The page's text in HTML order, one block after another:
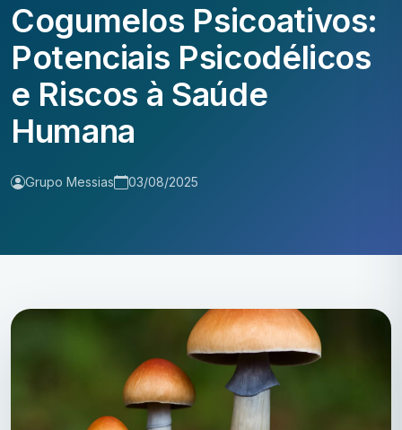
Cogumelos Psicoativos:
Potenciais Psicodélicos
e Riscos à Saúde
Humana
Grupo Messias 03/08/2025